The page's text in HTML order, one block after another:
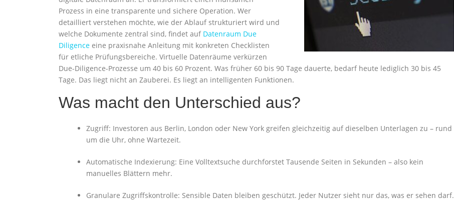
Prozess in eine transparente und sichere Operation. Wer
detailliert verstehen möchte, wie der Ablauf strukturiert wird und
welche Dokumente zentral sind, findet auf Datenraum Due
Diligence eine praxisnahe Anleitung mit konkreten Checklisten
für etliche Prüfungsbereiche.​ Virtuelle Datenräume verkürzen
Due-Diligence-Prozesse um 40 bis 60 Prozent. Was früher 60 bis 90 Tage dauerte, bedarf heute lediglich 30 bis 45
Tage. Das liegt nicht an Zauberei. Es liegt an intelligenten Funktionen.​
Was macht den Unterschied aus?
Zugriff: Investoren aus Berlin, London oder New York greifen gleichzeitig auf dieselben Unterlagen zu – rund
um die Uhr, ohne Wartezeit.​
Automatische Indexierung: Eine Volltextsuche durchforstet Tausende Seiten in Sekunden – also kein
manuelles Blättern mehr.​
Granulare Zugriffskontrolle: Sensible Daten bleiben geschützt. Jeder Nutzer sieht nur das, was er sehen darf.​